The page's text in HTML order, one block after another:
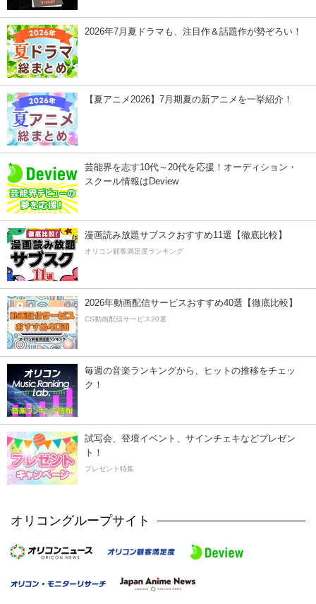
2026年7月夏ドラマも、注目作＆話題作が勢ぞろい！
【夏アニメ2026】7月期夏の新アニメを一挙紹介！
芸能界を志す10代～20代を応援！オーディション・
スクール情報はDeview
漫画読み放題サブスクおすすめ11選【徹底比較】
オリコン顧客満足度ランキング
2026年動画配信サービスおすすめ40選【徹底比較】
CS動画配信サービス20選
毎週の音楽ランキングから、ヒットの推移をチェッ
ク！
試写会、登壇イベント、サインチェキなどプレゼン
ト！
プレゼント特集
オリコングループサイト